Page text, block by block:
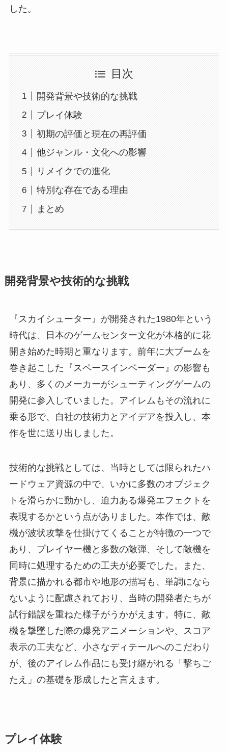
した。
目次
開発背景や技術的な挑戦
プレイ体験
初期の評価と現在の再評価
他ジャンル・文化への影響
リメイクでの進化
特別な存在である理由
まとめ
開発背景や技術的な挑戦
『スカイシューター』が開発された1980年という
時代は、日本のゲームセンター文化が本格的に花
開き始めた時期と重なります。前年に大ブームを
巻き起こした『スペースインベーダー』の影響も
あり、多くのメーカーがシューティングゲームの
開発に参入していました。アイレムもその流れに
乗る形で、自社の技術力とアイデアを投入し、本
作を世に送り出しました。
技術的な挑戦としては、当時としては限られたハ
ードウェア資源の中で、いかに多数のオブジェク
トを滑らかに動かし、迫力ある爆発エフェクトを
表現するかという点がありました。本作では、敵
機が波状攻撃を仕掛けてくることが特徴の一つで
あり、プレイヤー機と多数の敵弾、そして敵機を
同時に処理するための工夫が必要でした。また、
背景に描かれる都市や地形の描写も、単調になら
ないように配慮されており、当時の開発者たちが
試行錯誤を重ねた様子がうかがえます。特に、敵
機を撃墜した際の爆発アニメーションや、スコア
表示の工夫など、小さなディテールへのこだわり
が、後のアイレム作品にも受け継がれる「撃ちご
たえ」の基礎を形成したと言えます。
プレイ体験